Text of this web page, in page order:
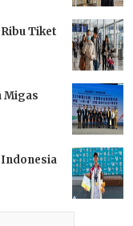
Tiket
Migas
Indonesia